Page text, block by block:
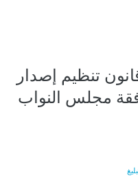
تنظيم إصدار
مجلس النواب